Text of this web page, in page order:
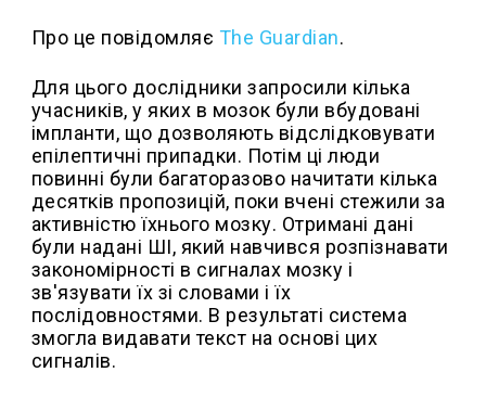
Про це повідомляє The Guardian.
Для цього дослідники запросили кілька
учасників, у яких в мозок були вбудовані
імпланти, що дозволяють відслідковувати
епілептичні припадки. Потім ці люди
повинні були багаторазово начитати кілька
десятків пропозицій, поки вчені стежили за
активністю їхнього мозку. Отримані дані
були надані ШІ, який навчився розпізнавати
закономірності в сигналах мозку і
зв'язувати їх зі словами і їх
послідовностями. В результаті система
змогла видавати текст на основі цих
сигналів.